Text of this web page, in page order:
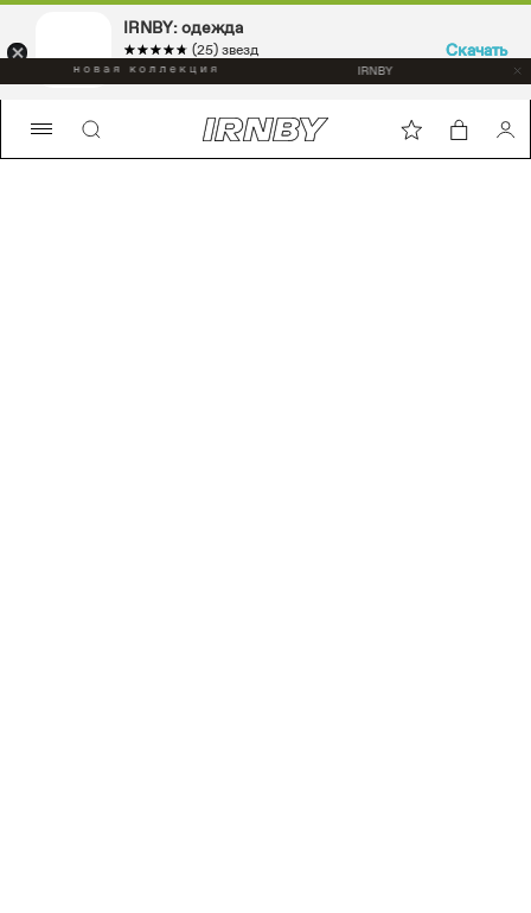
IRNBY: одежда
☆☆☆☆☆
★★★★★ (25) звезд
Sport & casual, аксессуары
Скачать
IRNBY: одежда
☆☆☆☆☆
★★★★★ (25) звезд
Sport & casual, аксессуары
Скачать